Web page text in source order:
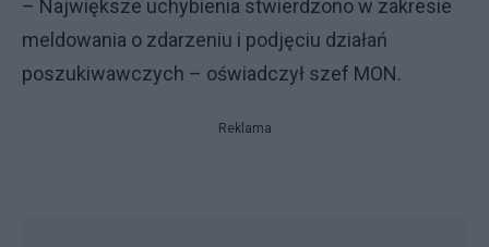
– Największe uchybienia stwierdzono w zakresie
meldowania o zdarzeniu i podjęciu działań
poszukiwawczych – oświadczył szef MON.
Reklama